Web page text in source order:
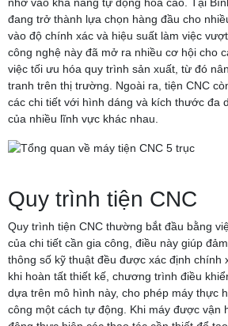
đang trở thành lựa chọn hàng đầu cho
vào độ chính xác và hiệu suất làm việc
công nghệ này đã mở ra nhiều cơ hội cho
việc tối ưu hóa quy trình sản xuất, từ đó
tranh trên thị trường. Ngoài ra, tiện CNC
các chi tiết với hình dáng và kích thước đa
của nhiều lĩnh vực khác nhau.
Quy trình tiện CNC
Quy trình tiện CNC thường bắt đầu bằng
của chi tiết cần gia công, điều này giúp
thông số kỹ thuật đều được xác định chính
khi hoàn tất thiết kế, chương trình điều
dựa trên mô hình này, cho phép máy thực
công một cách tự động. Khi máy được vận